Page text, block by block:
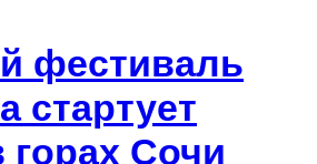
фестиваль
стартует
горах Сочи